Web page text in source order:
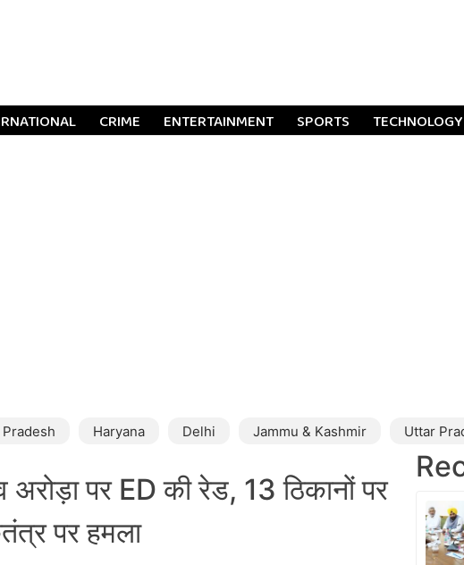
CRIME ENTERTAINMENT SPORTS TECHNOLOGY
Haryana Delhi Jammu & Kashmir Uttar
पर ED की रेड, 13 ठिकानों पर
पर हमला